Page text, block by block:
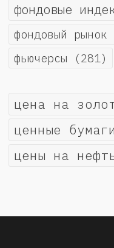
фондовые
фондовый рынок
фьючерсы (281)
цена на
ценные бумаги
цены на